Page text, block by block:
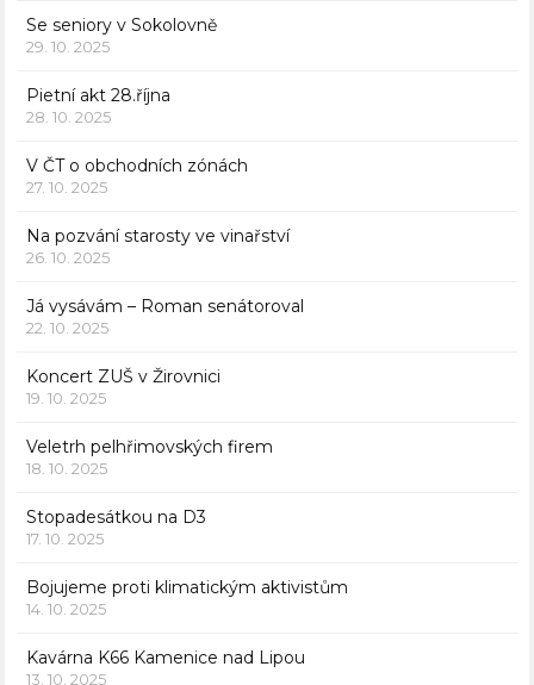
Se seniory v Sokolovně
29. 10. 2025
Pietní akt 28.října
28. 10. 2025
V ČT o obchodních zónách
27. 10. 2025
Na pozvání starosty ve vinařství
26. 10. 2025
Já vysávám – Roman senátoroval
22. 10. 2025
Koncert ZUŠ v Žirovnici
19. 10. 2025
Veletrh pelhřimovských firem
18. 10. 2025
Stopadesátkou na D3
17. 10. 2025
Bojujeme proti klimatickým aktivistům
14. 10. 2025
Kavárna K66 Kamenice nad Lipou
13. 10. 2025